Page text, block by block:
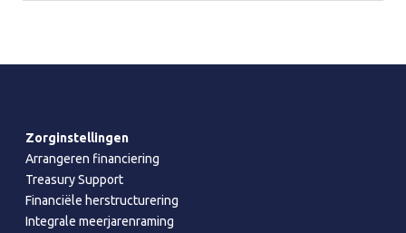
Zorginstellingen
Arrangeren financiering
Treasury Support
Financiële herstructurering
Integrale meerjarenraming